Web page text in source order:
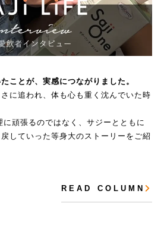
ことが、実感につながりました。
に追われ、体も心も重く沈んでいた時
頑張るのではなく、サジーとともに
していった等身大のストーリーをご紹
R E A D C O L U M N